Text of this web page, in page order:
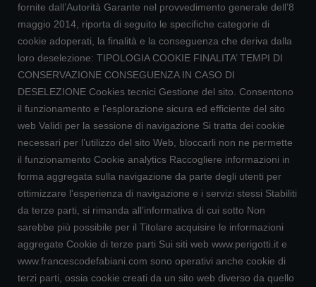
fornite dall’Autorità Garante nel provvedimento generale dell’8
maggio 2014, riporta di seguito le specifiche categorie di
cookie adoperati, la finalità e la conseguenza che deriva dalla
loro deselezione: TIPOLOGIA COOKIE FINALITA’ TEMPI DI
CONSERVAZIONE CONSEGUENZA IN CASO DI
DESELEZIONE Cookies tecnici Gestione del sito. Consentono
il funzionamento e l’esplorazione sicura ed efficiente del sito
web Validi per la sessione di navigazione Si tratta dei cookie
necessari per l’utilizzo del sito Web, bloccarli non ne permette
il funzionamento Cookie analytics Raccogliere informazioni in
forma aggregata sulla navigazione da parte degli utenti per
ottimizzare l'esperienza di navigazione e i servizi stessi Stabiliti
da terze parti, si rimanda all’informativa di cui sotto Non
sarebbe più possibile per il Titolare acquisire le informazioni
aggregate Cookie di terze parti Sui siti web www.perigotti.it e
www.francescodefabiani.com sono operativi anche cookie di
terzi parti, ossia cookie creati da un sito web diverso da quello